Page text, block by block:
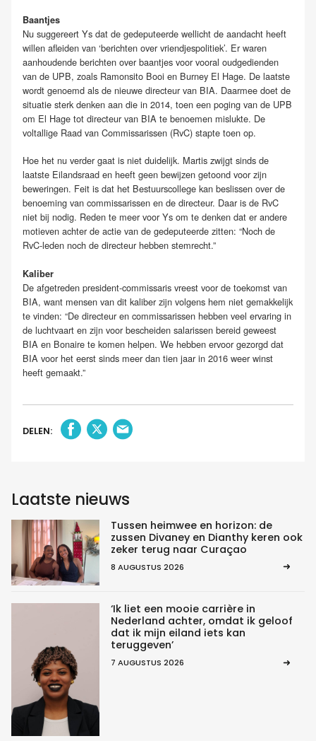
Baantjes
Nu suggereert Ys dat de gedeputeerde wellicht de aandacht heeft
willen afleiden van ‘berichten over vriendjespolitiek’. Er waren
aanhoudende berichten over baantjes voor vooral oudgedienden
van de UPB, zoals Ramonsito Booi en Burney El Hage. De laatste
wordt genoemd als de nieuwe directeur van BIA. Daarmee doet de
situatie sterk denken aan die in 2014, toen een poging van de UPB
om El Hage tot directeur van BIA te benoemen mislukte. De
voltallige Raad van Commissarissen (RvC) stapte toen op.
Hoe het nu verder gaat is niet duidelijk. Martis zwijgt sinds de
laatste Eilandsraad en heeft geen bewijzen getoond voor zijn
beweringen. Feit is dat het Bestuurscollege kan beslissen over de
benoeming van commissarissen en de directeur. Daar is de RvC
niet bij nodig. Reden te meer voor Ys om te denken dat er andere
motieven achter de actie van de gedeputeerde zitten: “Noch de
RvC-leden noch de directeur hebben stemrecht.”
Kaliber
De afgetreden president-commissaris vreest voor de toekomst van
BIA, want mensen van dit kaliber zijn volgens hem niet gemakkelijk
te vinden: “De directeur en commissarissen hebben veel ervaring in
de luchtvaart en zijn voor bescheiden salarissen bereid geweest
BIA en Bonaire te komen helpen. We hebben ervoor gezorgd dat
BIA voor het eerst sinds meer dan tien jaar in 2016 weer winst
heeft gemaakt.”
DELEN:
Laatste nieuws
Tussen heimwee en horizon: de
zussen Divaney en Dianthy keren ook
zeker terug naar Curaçao
8 AUGUSTUS 2026
‘Ik liet een mooie carrière in
Nederland achter, omdat ik geloof
dat ik mijn eiland iets kan
teruggeven’
7 AUGUSTUS 2026